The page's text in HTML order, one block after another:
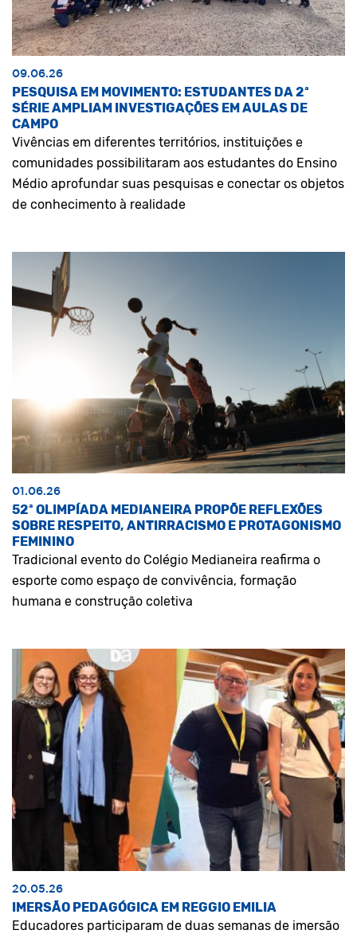
09.06.26
PESQUISA EM MOVIMENTO: ESTUDANTES DA 2ª
SÉRIE AMPLIAM INVESTIGAÇÕES EM AULAS DE
CAMPO
Vivências em diferentes territórios, instituições e
comunidades possibilitaram aos estudantes do Ensino
Médio aprofundar suas pesquisas e conectar os objetos
de conhecimento à realidade
01.06.26
52ª OLIMPÍADA MEDIANEIRA PROPÕE REFLEXÕES
SOBRE RESPEITO, ANTIRRACISMO E PROTAGONISMO
FEMININO
Tradicional evento do Colégio Medianeira reafirma o
esporte como espaço de convivência, formação
humana e construção coletiva
20.05.26
IMERSÃO PEDAGÓGICA EM REGGIO EMILIA
Educadores participaram de duas semanas de imersão